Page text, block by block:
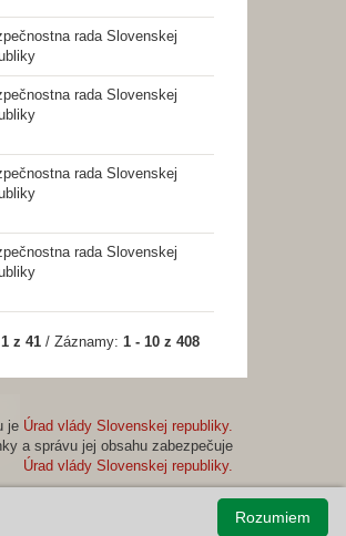
rada Slovenskej
rada Slovenskej
rada Slovenskej
rada Slovenskej
1 z 41/ Záznamy: 1 - 10 z 408
je Úrad vlády Slovenskej republiky.
a správu jej obsahu zabezpečuje
Úrad vlády Slovenskej republiky.
Rozumiem